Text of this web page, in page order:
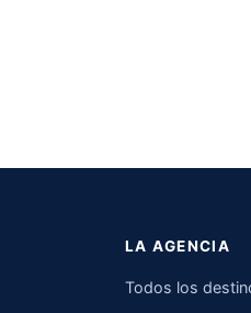
LA AGENCIA
Todos los